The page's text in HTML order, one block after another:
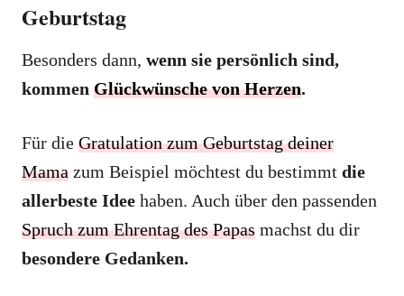
Geburtstag
Besonders dann, wenn sie persönlich sind,
kommen Glückwünsche von Herzen.
Für die Gratulation zum Geburtstag deiner
Mama zum Beispiel möchtest du bestimmt die
allerbeste Idee haben. Auch über den passenden
Spruch zum Ehrentag des Papas machst du dir
besondere Gedanken.